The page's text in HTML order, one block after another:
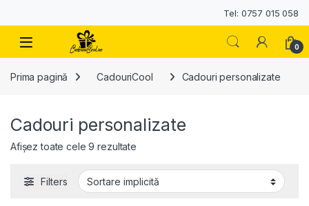
Tel: 0757 015 058
0
Prima pagină CadouriCool Cadouri personalizate
Cadouri personalizate
Afișez toate cele 9 rezultate
Filters